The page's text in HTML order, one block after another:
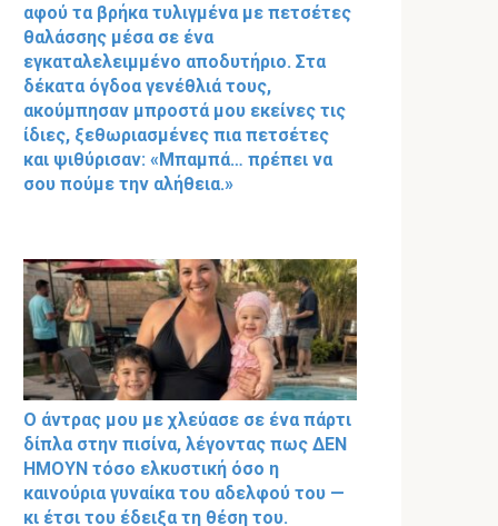
αφού τα βρήκα τυλιγμένα με πετσέτες
θαλάσσης μέσα σε ένα
εγκαταλελειμμένο αποδυτήριο. Στα
δέκατα όγδοα γενέθλιά τους,
ακούμπησαν μπροστά μου εκείνες τις
ίδιες, ξεθωριασμένες πια πετσέτες
και ψιθύρισαν: «Μπαμπά… πρέπει να
σου πούμε την αλήθεια.»
Ο άντρας μου με χλεύασε σε ένα πάρτι
δίπλα στην πισίνα, λέγοντας πως ΔΕΝ
ΗΜΟΥΝ τόσο ελκυστική όσο η
καινούρια γυναίκα του αδελφού του —
κι έτσι του έδειξα τη θέση του.